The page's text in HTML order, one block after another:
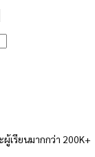
เรียนมากกว่า 200K+